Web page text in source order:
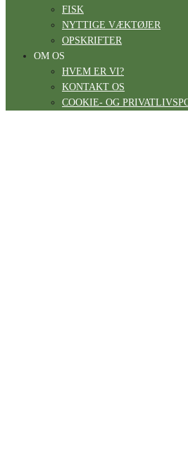
FISK
NYTTIGE VÆKTØJER
OPSKRIFTER
OM OS
HVEM ER VI?
KONTAKT OS
COOKIE- OG